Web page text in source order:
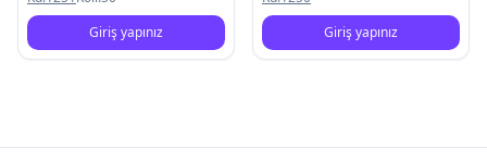
Giriş yapınız
Giriş yapınız